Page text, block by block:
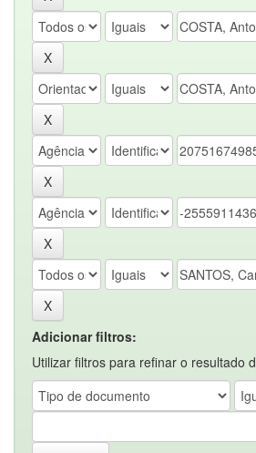
Adicionar filtros:
Utilizar filtros para refinar o resultado